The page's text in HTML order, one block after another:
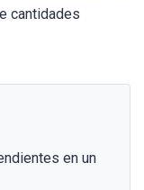
cantidades
en un